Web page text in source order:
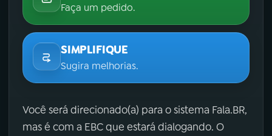
Faça um pedido.
SIMPLIFIQUE
Sugira melhorias.
Você será direcionado(a) para o sistema Fala.BR,
mas é com a EBC que estará dialogando. O